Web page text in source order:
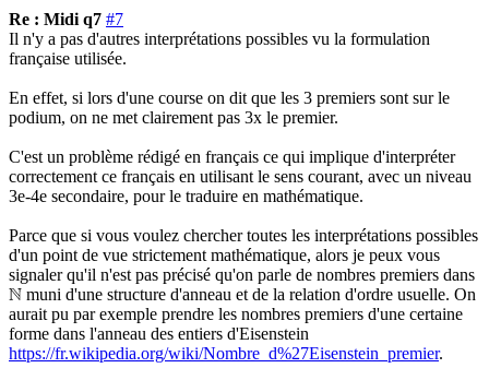
Re : Midi q7 #7
Il n'y a pas d'autres interprétations possibles vu la formulation
française utilisée.
En effet, si lors d'une course on dit que les 3 premiers sont sur le
podium, on ne met clairement pas 3x le premier.
C'est un problème rédigé en français ce qui implique d'interpréter
correctement ce français en utilisant le sens courant, avec un niveau
3e-4e secondaire, pour le traduire en mathématique.
Parce que si vous voulez chercher toutes les interprétations possibles
d'un point de vue strictement mathématique, alors je peux vous
signaler qu'il n'est pas précisé qu'on parle de nombres premiers dans
Nmuni d'une structure d'anneau et de la relation d'ordre usuelle. On
aurait pu par exemple prendre les nombres premiers d'une certaine
forme dans l'anneau des entiers d'Eisenstein
https://fr.wikipedia.org/wiki/Nombre_d%27Eisenstein_premier.